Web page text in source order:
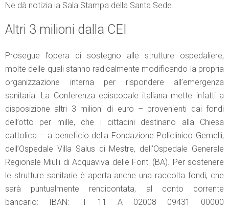
Ne dà notizia la Sala Stampa della Santa Sede.
Altri 3 milioni dalla CEI
Prosegue l’opera di sostegno alle strutture ospedaliere,
molte delle quali stanno radicalmente modificando la propria
organizzazione interna per rispondere all’emergenza
sanitaria. La Conferenza episcopale italiana mette infatti a
disposizione altri 3 milioni di euro – provenienti dai fondi
dell’otto per mille, che i cittadini destinano alla Chiesa
cattolica – a beneficio della Fondazione Policlinico Gemelli,
dell’Ospedale Villa Salus di Mestre, dell’Ospedale Generale
Regionale Miulli di Acquaviva delle Fonti (BA). Per sostenere
le strutture sanitarie è aperta anche una raccolta fondi, che
sarà puntualmente rendicontata, al conto corrente
bancario: IBAN: IT 11 A 02008 09431 00000